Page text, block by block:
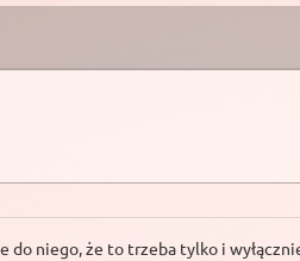
niego, że to trzeba tylko i